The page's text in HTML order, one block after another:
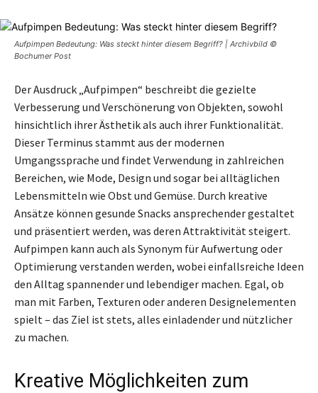
Aufpimpen Bedeutung: Was steckt hinter diesem Begriff? | Archivbild ©
Bochumer Post
Der Ausdruck „Aufpimpen“ beschreibt die gezielte
Verbesserung und Verschönerung von Objekten, sowohl
hinsichtlich ihrer Ästhetik als auch ihrer Funktionalität.
Dieser Terminus stammt aus der modernen
Umgangssprache und findet Verwendung in zahlreichen
Bereichen, wie Mode, Design und sogar bei alltäglichen
Lebensmitteln wie Obst und Gemüse. Durch kreative
Ansätze können gesunde Snacks ansprechender gestaltet
und präsentiert werden, was deren Attraktivität steigert.
Aufpimpen kann auch als Synonym für Aufwertung oder
Optimierung verstanden werden, wobei einfallsreiche Ideen
den Alltag spannender und lebendiger machen. Egal, ob
man mit Farben, Texturen oder anderen Designelementen
spielt – das Ziel ist stets, alles einladender und nützlicher
zu machen.
Kreative Möglichkeiten zum